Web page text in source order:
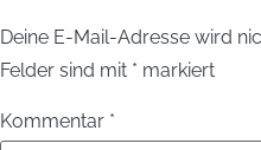
Deine E-Mail-Adresse wird
Felder sind mit * markiert
Kommentar *